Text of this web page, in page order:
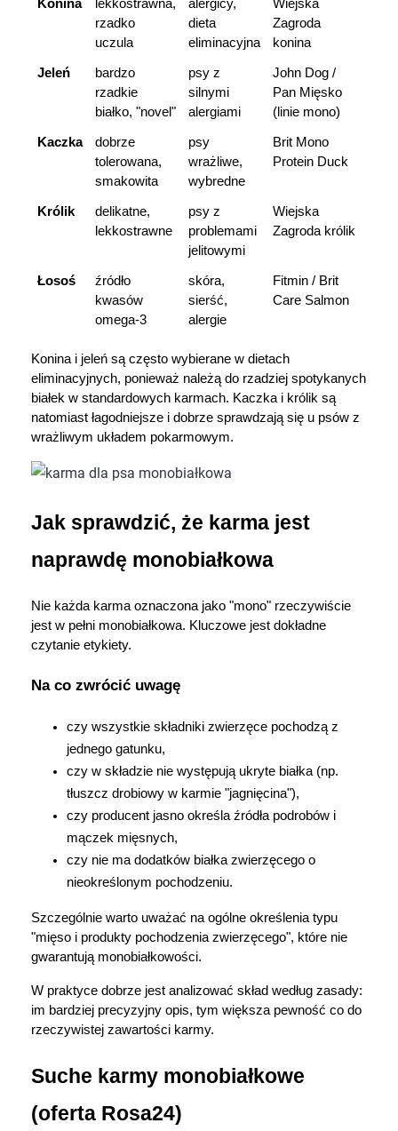
preferencji. Więcej informacji znajdziesz w
naszejpolityce prywatności. Możesz określić
warunki przechowywania lub dostępu do
cookies poprzez kliknięcie przycisku
"Ustawienia" lub możesz zaakceptować
AKCEPTUJĘ WSZYSTKIE
AKCEPTUJĘ WSZYSTKIE
Konina
lekkostrawna,
rzadko
uczula
alergicy,
dieta
eliminacyjna
Wiejska
Zagroda
konina
Jeleń
bardzo
rzadkie
białko, "novel"
psy z
silnymi
alergiami
John Dog /
Pan Mięsko
(linie mono)
Kaczka
dobrze
tolerowana,
smakowita
psy
wrażliwe,
wybredne
Brit Mono
Protein Duck
Królik
delikatne,
lekkostrawne
psy z
problemami
jelitowymi
Wiejska
Zagroda królik
Łosoś
źródło
kwasów
omega-3
skóra,
sierść,
alergie
Fitmin / Brit
Care Salmon
Konina i jeleń są często wybierane w dietach
eliminacyjnych, ponieważ należą do rzadziej spotykanych
białek w standardowych karmach. Kaczka i królik są
natomiast łagodniejsze i dobrze sprawdzają się u psów z
wrażliwym układem pokarmowym.
Jak sprawdzić, że karma jest
naprawdę monobiałkowa
Nie każda karma oznaczona jako "mono" rzeczywiście
jest w pełni monobiałkowa. Kluczowe jest dokładne
czytanie etykiety.
Na co zwrócić uwagę
czy wszystkie składniki zwierzęce pochodzą z
jednego gatunku,
czy w składzie nie występują ukryte białka (np.
tłuszcz drobiowy w karmie "jagnięcina"),
czy producent jasno określa źródła podrobów i
mączek mięsnych,
czy nie ma dodatków białka zwierzęcego o
nieokreślonym pochodzeniu.
Szczególnie warto uważać na ogólne określenia typu
"mięso i produkty pochodzenia zwierzęcego", które nie
gwarantują monobiałkowości.
W praktyce dobrze jest analizować skład według zasady:
im bardziej precyzyjny opis, tym większa pewność co do
rzeczywistej zawartości karmy.
Suche karmy monobiałkowe
(oferta Rosa24)